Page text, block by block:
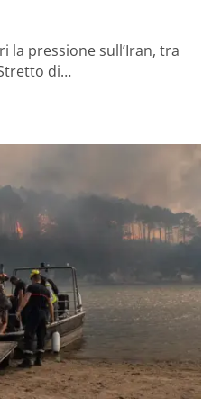
la pressione sull’Iran, tra
di…